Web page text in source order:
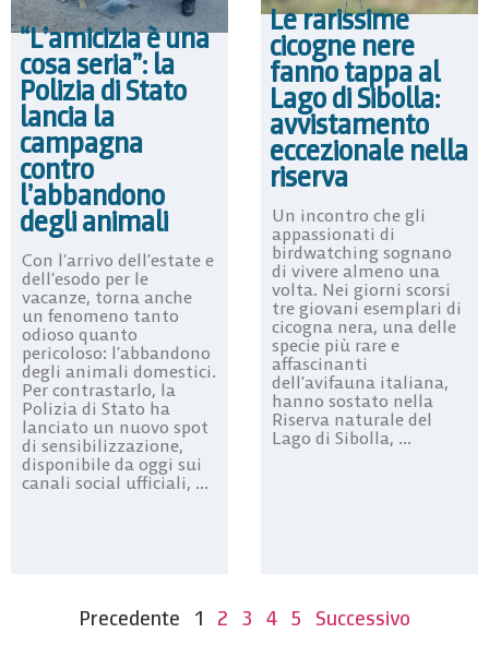
“L’amicizia è una
cosa seria”: la
Polizia di Stato
lancia la
campagna
contro
l’abbandono
degli animali
Con l’arrivo dell’estate e
dell’esodo per le
vacanze, torna anche
un fenomeno tanto
odioso quanto
pericoloso: l’abbandono
degli animali domestici.
Per contrastarlo, la
Polizia di Stato ha
lanciato un nuovo spot
di sensibilizzazione,
disponibile da oggi sui
canali social ufficiali, ...
Le rarissime
cicogne nere
fanno tappa al
Lago di Sibolla:
avvistamento
eccezionale nella
riserva
Un incontro che gli
appassionati di
birdwatching sognano
di vivere almeno una
volta. Nei giorni scorsi
tre giovani esemplari di
cicogna nera, una delle
specie più rare e
affascinanti
dell’avifauna italiana,
hanno sostato nella
Riserva naturale del
Lago di Sibolla, ...
Precedente 1 2 3 4 5 Successivo